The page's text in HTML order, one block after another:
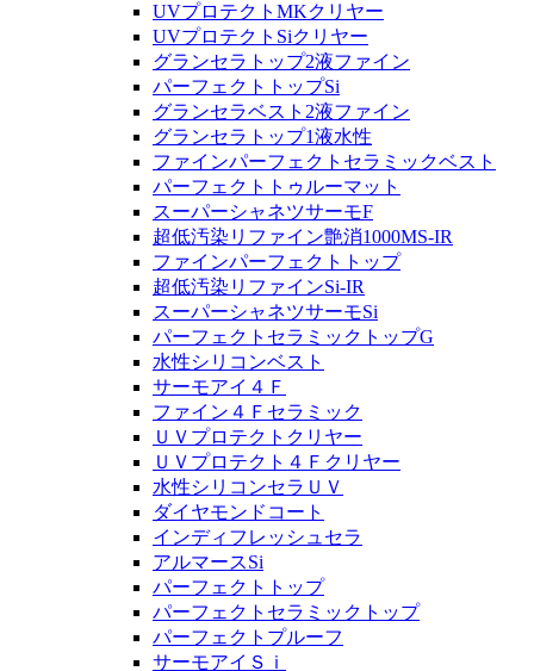
UVプロテクトMKクリヤー
UVプロテクトSiクリヤー
グランセラトップ2液ファイン
パーフェクトトップSi
グランセラベスト2液ファイン
グランセラトップ1液水性
ファインパーフェクトセラミックベスト
パーフェクトトゥルーマット
スーパーシャネツサーモF
超低汚染リファイン艶消1000MS-IR
ファインパーフェクトトップ
超低汚染リファインSi-IR
スーパーシャネツサーモSi
パーフェクトセラミックトップG
水性シリコンベスト
サーモアイ４Ｆ
ファイン４Ｆセラミック
ＵＶプロテクトクリヤー
ＵＶプロテクト４Ｆクリヤー
水性シリコンセラＵＶ
ダイヤモンドコート
インディフレッシュセラ
アルマースSi
パーフェクトトップ
パーフェクトセラミックトップ
パーフェクトプルーフ
サーモアイＳｉ